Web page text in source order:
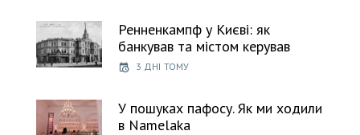
Ренненкампф у Києві: як
банкував та містом керував
3 ДНІ ТОМУ
У пошуках пафосу. Як ми ходили
в Namelaka